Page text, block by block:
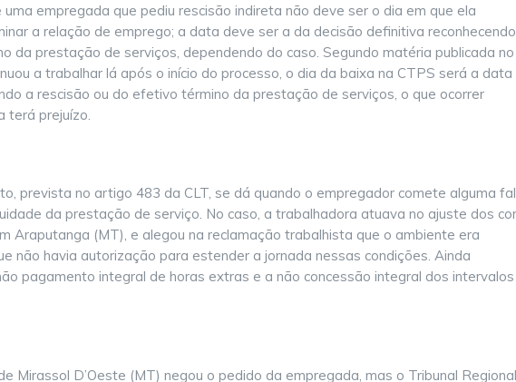
empregada que pediu rescisão indireta não deve ser o dia em que ela
a relação de emprego; a data deve ser a da decisão definitiva
da prestação de serviços, dependendo do caso. Segundo matéria publicada no
a trabalhar lá após o início do processo, o dia da baixa na CTPS será a data
a rescisão ou do efetivo término da prestação de serviços, o que ocorrer
terá prejuízo.
prevista no artigo 483 da CLT, se dá quando o empregador comete alguma
da prestação de serviço. No caso, a trabalhadora atuava no ajuste dos
Araputanga (MT), e alegou na reclamação trabalhista que o ambiente era
não havia autorização para estender a jornada nessas condições. Ainda
pagamento integral de horas extras e a não concessão integral dos intervalos
Mirassol D’Oeste (MT) negou o pedido da empregada, mas o Tribunal